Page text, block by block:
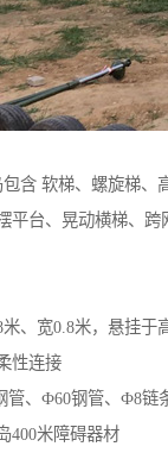
含 软梯、螺旋梯、
平台、晃动横梯、跨
、宽0.8米，悬挂于
性连接
管、Ф60钢管、Ф8链
400米障碍器材